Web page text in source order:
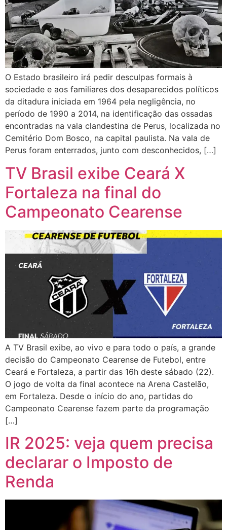
O Estado brasileiro irá pedir desculpas formais à
sociedade e aos familiares dos desaparecidos políticos
da ditadura iniciada em 1964 pela negligência, no
período de 1990 a 2014, na identificação das ossadas
encontradas na vala clandestina de Perus, localizada no
Cemitério Dom Bosco, na capital paulista. Na vala de
Perus foram enterrados, junto com desconhecidos, […]
TV Brasil exibe Ceará X
Fortaleza na final do
Campeonato Cearense
A TV Brasil exibe, ao vivo e para todo o país, a grande
decisão do Campeonato Cearense de Futebol, entre
Ceará e Fortaleza, a partir das 16h deste sábado (22).
O jogo de volta da final acontece na Arena Castelão,
em Fortaleza. Desde o início do ano, partidas do
Campeonato Cearense fazem parte da programação
[…]
IR 2025: veja quem precisa
declarar o Imposto de
Renda